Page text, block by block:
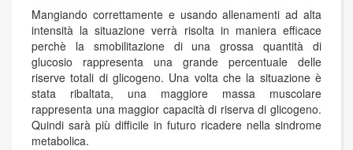
Mangiando correttamente e usando allenamenti ad alta
intensità la situazione verrà risolta in maniera efficace
perchè la smobilitazione di una grossa quantità di
glucosio rappresenta una grande percentuale delle
riserve totali di glicogeno. Una volta che la situazione è
stata ribaltata, una maggiore massa muscolare
rappresenta una maggior capacità di riserva di glicogeno.
Quindi sarà più difficile in futuro ricadere nella sindrome
metabolica.